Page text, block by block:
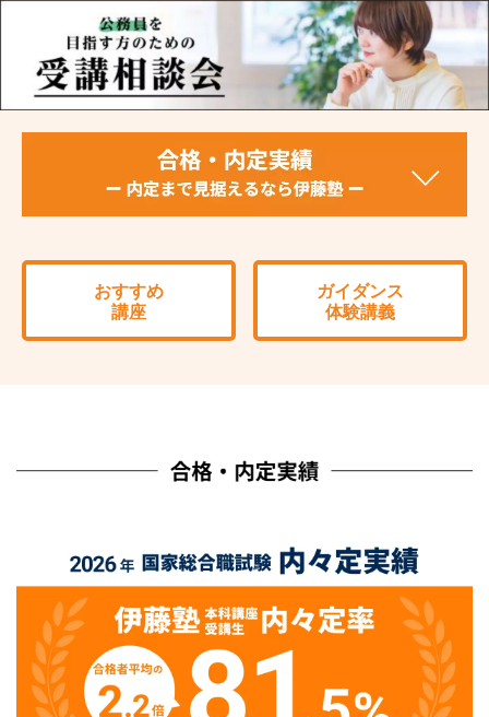
おすすめ
講座
ガイダンス
体験講義